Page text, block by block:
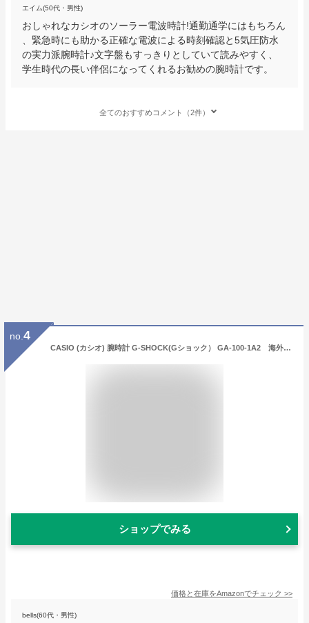
エイム(50代・男性)
おしゃれなカシオのソーラー電波時計!通勤通学にはもちろん
、緊急時にも助かる正確な電波による時刻確認と5気圧防水
の実力派腕時計♪文字盤もすっきりとしていて読みやすく、
学生時代の長い伴侶になってくれるお勧めの腕時計です。
全てのおすすめコメント（2件）
no. 4
CASIO (カシオ) 腕時計 G-SHOCK(Gショック） GA-100-1A2 海外モデル [逆輸入品]
ショップでみる
価格と在庫をAmazonでチェック >>
bells(60代・男性)